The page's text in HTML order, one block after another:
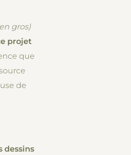
gros)
projet
que
de
dessins